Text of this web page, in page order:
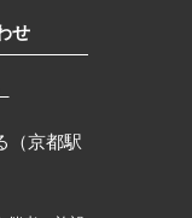
せ
（京都駅